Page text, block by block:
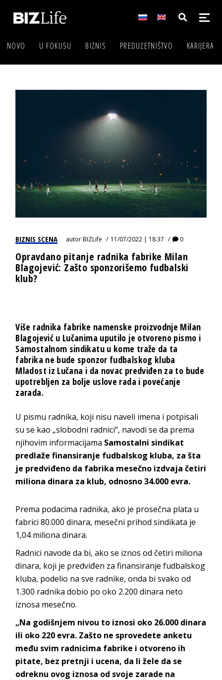
NOVO U FOKUSU BIZNIS PREDUZETNIŠTVO KARIJERA
BIZNIS SCENA autorBIZLife 11/07/2022 | 18:37 0
Opravdano pitanje radnika fabrike Milan
Blagojević: Zašto sponzorišemo fudbalski
klub?
Više radnika fabrike namenske proizvodnje Milan
Blagojević u Lučanima uputilo je otvoreno pismo i
Samostalnom sindikatu u kome traže da ta
fabrika ne bude sponzor fudbalskog kluba
Mladost iz Lučana i da novac predviđen za to bude
upotrebljen za bolje uslove rada i povećanje
zarada.
U pismu radnika, koji nisu naveli imena i potpisali
su se kao „slobodni radnici“, navodi se da prema
njihovim informacijama Samostalni sindikat
predlaže finansiranje fudbalskog kluba, za šta
je predviđeno da fabrika mesečno izdvaja četiri
miliona dinara za klub, odnosno 34.000 evra.
Prema podacima radnika, ako je prosečna plata u
fabrici 80.000 dinara, mesečni prihod sindikata je
1,04 miliona dinara.
Radnici navode da bi, ako se iznos od četiri miliona
dinara, koji je predviđen za finansiranje fudbalskog
kluba, podelio na sve radnike, onda bi svako od
1.300 radnika dobio po oko 2.200 dinara neto
iznosa mesečno.
„Na godišnjem nivou to iznosi oko 26.000 dinara
ili oko 220 evra. Zašto ne sprovedete anketu
među svim radnicima fabrike i otvoreno ih
pitate, bez pretnji i ucena, da li žele da se
odreknu ovog iznosa od svoje zarade na